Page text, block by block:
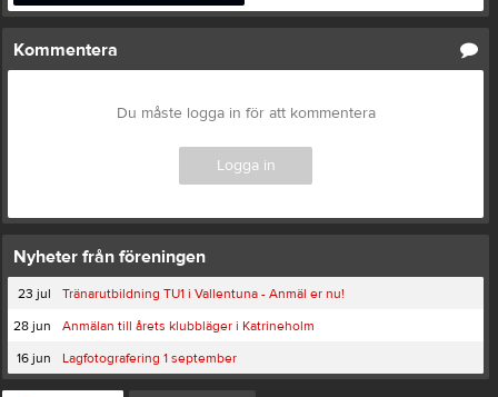
Kommentera
Du måste logga in för att kommentera
Logga in
Nyheter från föreningen
23 jul
Tränarutbildning TU1 i Vallentuna - Anmäl er nu!
28 jun
Anmälan till årets klubbläger i Katrineholm
16 jun
Lagfotografering 1 september